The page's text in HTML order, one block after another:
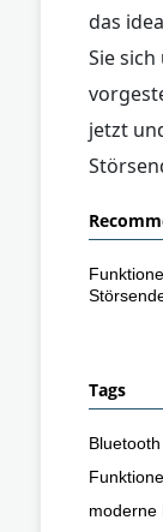
das
Sie
jetzt
Tags
moderne